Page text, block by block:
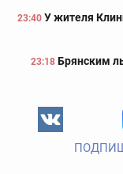
23:40 У жителя
23:18 Брянским